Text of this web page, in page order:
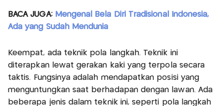
BACA JUGA: Mengenal Bela Diri Tradisional Indonesia,
Ada yang Sudah Mendunia
Keempat, ada teknik pola langkah. Teknik ini
diterapkan lewat gerakan kaki yang terpola secara
taktis. Fungsinya adalah mendapatkan posisi yang
menguntungkan saat berhadapan dengan lawan. Ada
beberapa jenis dalam teknik ini, seperti pola langkah